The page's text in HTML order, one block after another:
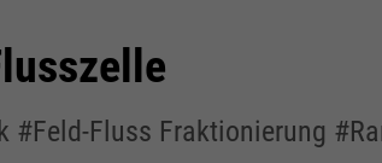
Fluss Fraktionierung